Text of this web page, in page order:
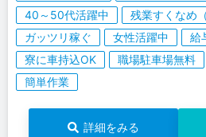
40～50代活躍中
残業すくなめ
ガッツリ稼ぐ
女性活躍中
給
寮に車持込OK
職場駐車場無料
簡単作業
詳細をみる